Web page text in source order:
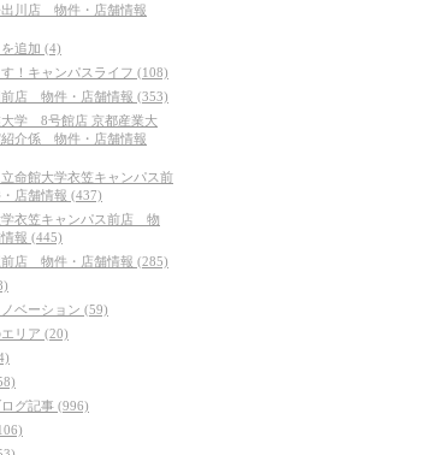
出川店 物件・店舗情報
追加 (4)
！キャンパスライフ (108)
前店 物件・店舗情報 (353)
大学 8号館店 京都産業大
介係 物件・店舗情報
命館大学衣笠キャンパス前
店舗情報 (437)
学衣笠キャンパス前店 物
報 (445)
前店 物件・店舗情報 (285)
ベーション (59)
リア (20)
グ記事 (996)